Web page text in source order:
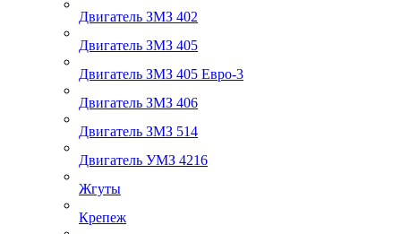
Двигатель ЗМЗ 402
Двигатель ЗМЗ 405
Двигатель ЗМЗ 405 Евро-3
Двигатель ЗМЗ 406
Двигатель ЗМЗ 514
Двигатель УМЗ 4216
Жгуты
Крепеж